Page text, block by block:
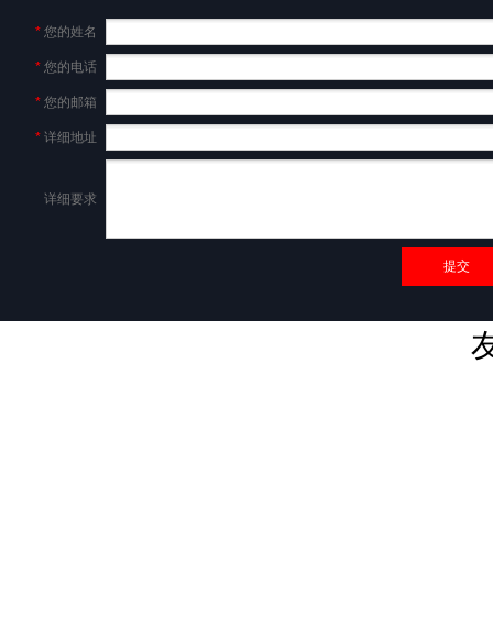
* 您的姓名
* 您的电话
* 您的邮箱
* 详细地址
详细要求